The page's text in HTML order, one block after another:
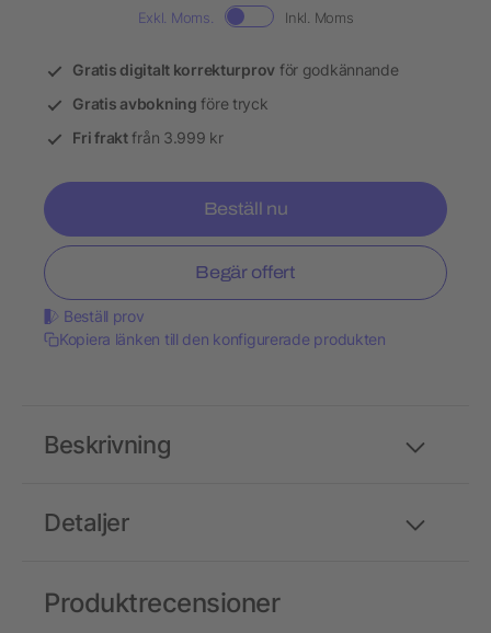
Exkl. Moms. Inkl. Moms
Gratis digitalt korrekturprov för godkännande
Gratis avbokning före tryck
Fri fraktfrån 3.999 kr
Beställ nu
Begär offert
Beställ prov
Kopiera länken till den konfigurerade produkten
Detaljer
Beskrivning
Produktrecensioner